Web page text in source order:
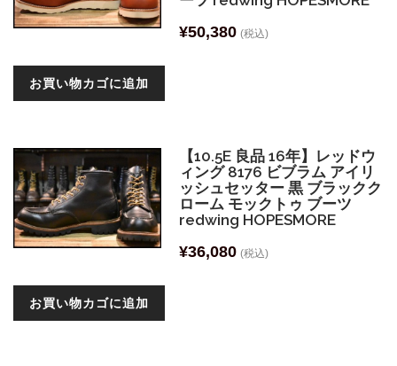
¥50,380 (税込)
お買い物カゴに追加
【10.5E 良品 16年】レッドウ
ィング 8176 ビブラム アイリ
ッシュセッター 黒 ブラックク
ローム モックトゥ ブーツ
redwing HOPESMORE
¥36,080 (税込)
お買い物カゴに追加